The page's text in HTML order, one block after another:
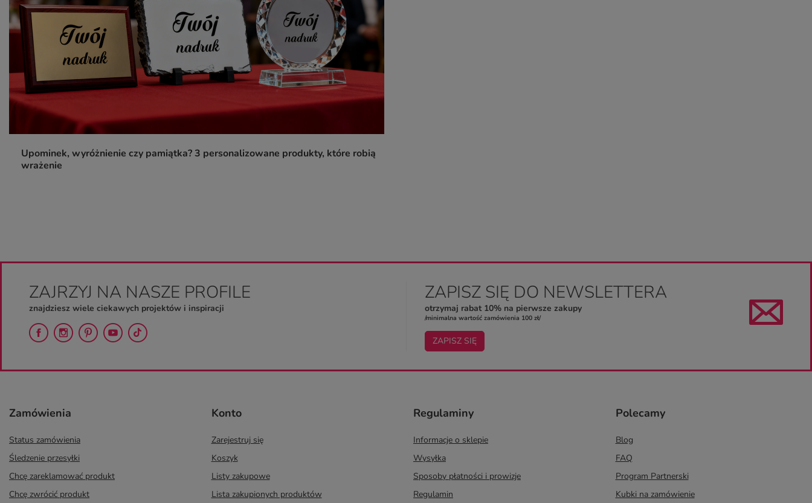
Upominek, wyróżnienie czy pamiątka? 3 personalizowane produkty, które robią
wrażenie
ZAJRZYJ NA NASZE PROFILE
znajdziesz wiele ciekawych projektów i inspiracji
ZAPISZ SIĘ DO NEWSLETTERA
otrzymaj rabat 10% na pierwsze zakupy
/minimalna wartość zamówienia 100 zł/
ZAPISZ SIĘ
Zamówienia
Status zamówienia
Śledzenie przesyłki
Chcę zareklamować produkt
Chcę zwrócić produkt
Konto
Zarejestruj się
Koszyk
Listy zakupowe
Lista zakupionych produktów
Regulaminy
Informacje o sklepie
Wysyłka
Sposoby płatności i prowizje
Regulamin
Polecamy
Blog
FAQ
Program Partnerski
Kubki na zamówienie